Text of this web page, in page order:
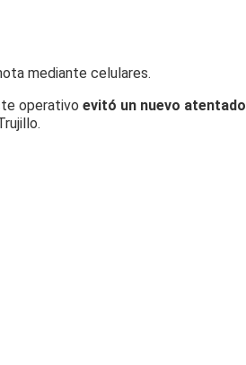
mediante celulares.
operativo evitó un nuevo atentado